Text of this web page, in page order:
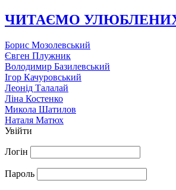
ЧИТАЄМО
Борис Мозолевський
Євген Плужник
Володимир Базилевський
Ігор Качуровський
Леонід Талалай
Ліна Костенко
Микола Шатилов
Наталя Матюх
Увійти
Логін
Пароль